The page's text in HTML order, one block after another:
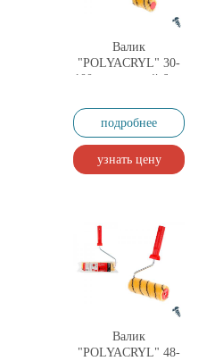
Валик
"POLYACRYL" 30-
100мм с ручкой 6мм
(покраска стен и
фасадов,
полиакрил)
подробнее
узнать цену
Валик
"POLYACRYL" 48-